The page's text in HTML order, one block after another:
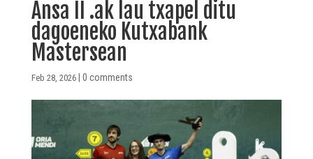
Ansa II .ak lau txapel ditu
dagoeneko Kutxabank
Mastersean
Feb 28, 2026| 0 comments